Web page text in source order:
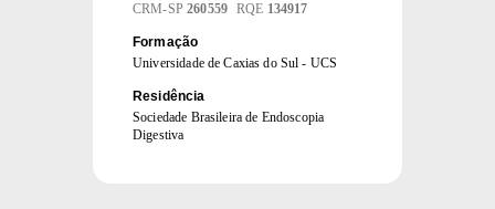
CRM-SP 260559 RQE 134917
Formação
Universidade de Caxias do Sul - UCS
Residência
Sociedade Brasileira de Endoscopia
Digestiva